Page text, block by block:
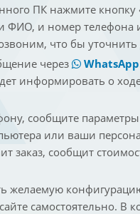
ПК нажмите кнопку
ФИО, и номер телефона
что бы уточнить
через
WhatsApp
информировать о
сообщите
или ваши
заказ, сообщит
желаемую
самостоятельно. В